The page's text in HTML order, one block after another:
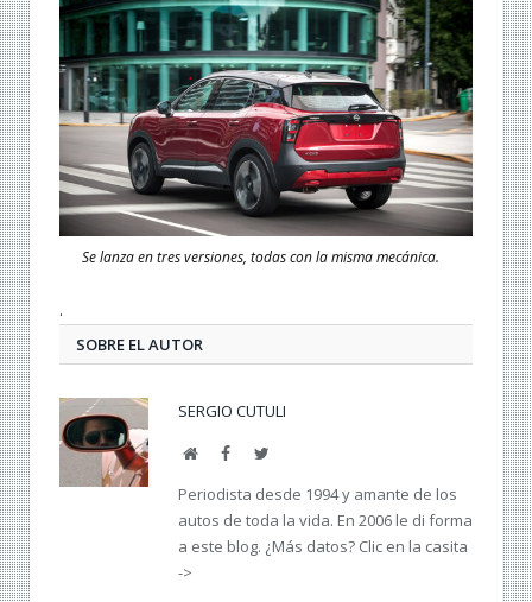
Se lanza en tres versiones, todas con la misma mecánica.
.
SOBRE EL AUTOR
SERGIO CUTULI
Web FacebookTwitter
Periodista desde 1994 y amante de los
autos de toda la vida. En 2006 le di forma
a este blog. ¿Más datos? Clic en la casita
->